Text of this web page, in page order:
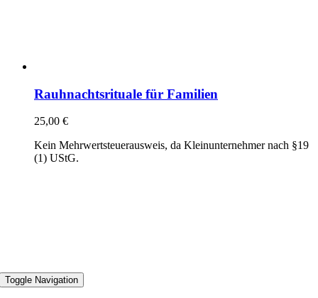
Toggle Navigation
Rauhnachtsrituale für Familien
25,00 €
Kein Mehrwertsteuerausweis, da Kleinunternehmer nach §19
(1) UStG.